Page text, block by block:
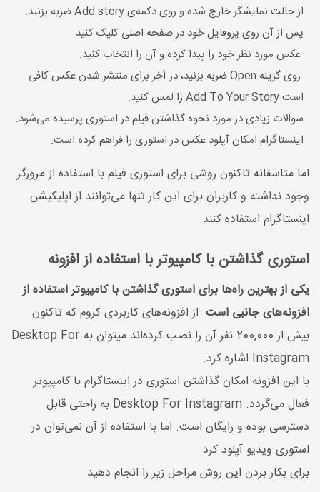
از حالت نمایشگر خارج شده و روی دکمه‌ی Add story ضربه بزنید.
پس از آن روی پروفایل خود در صفحه اصلی کلیک کنید.
عکس مورد نظر خود را پیدا کرده و آن را انتخاب کنید.
روی گزینه Open ضربه بزنید، در آخر برای منتشر شدن عکس کافی
است Add To Your Story را لمس کنید.
سوالات زیادی در مورد نحوه گذاشتن فیلم در استوری پرسیده می‌شود.
اینستاگرام امکان آپلود عکس در استوری را فراهم کرده است.
اما متاسفانه تاکنون روشی برای استوری فیلم با استفاده از مرورگر
وجود نداشته و کاربران برای این کار تنها می‌توانند از اپلیکیشن
اینستاگرام استفاده کنند.
استوری گذاشتن با کامپیوتر با استفاده از افزونه
یکی از بهترین راه‌ها برای استوری گذاشتن با کامپیوتر استفاده از
افزونه‌های جانبی است. از افزونه‌های کاربردی کروم که تاکنون
بیش از 200,000 نفر آن را نصب کرده‌اند میتوان به Desktop For
Instagram اشاره کرد.
با این افزونه امکان گذاشتن استوری در اینستاگرام با کامپیوتر
فعال می‌گردد. Desktop For Instagram به راحتی قابل
دسترسی بوده و رایگان است. اما با استفاده از آن نمی‌توان در
استوری ویدیو آپلود کرد.
برای بکار بردن این روش مراحل زیر را انجام دهید: